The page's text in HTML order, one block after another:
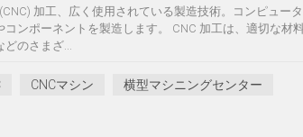
加工、広く使用されている製造技術。コンピュー
ンポーネントを製造します。 CNC 加工は、適切な材
のさまざ...
CNCマシン
横型マシニングセンター